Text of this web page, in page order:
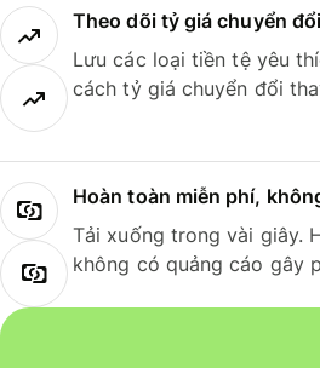
Theo dõi tỷ giá chuyển
Lưu các loại tiền tệ yêu
cách tỷ giá chuyển đổi
Hoàn toàn miễn phí,
Tải xuống trong vài giây.
không có quảng cáo gây